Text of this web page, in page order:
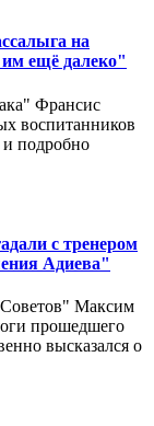
на
им ещё далеко"
Франсис
воспитанников
подробно
с тренером
Адиева"
Советов" Максим
прошедшего
высказался о